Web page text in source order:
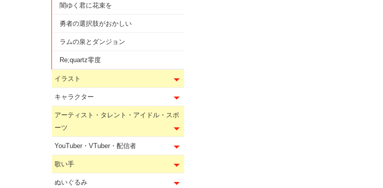
闇ゆく君に花束を
勇者の選択肢がおかしい
ラムの泉とダンジョン
Re;quartz零度
イラスト
キャラクター
アーティスト・タレント・アイドル・スポ
ーツ
YouTuber・VTuber・配信者
歌い手
ぬいぐるみ